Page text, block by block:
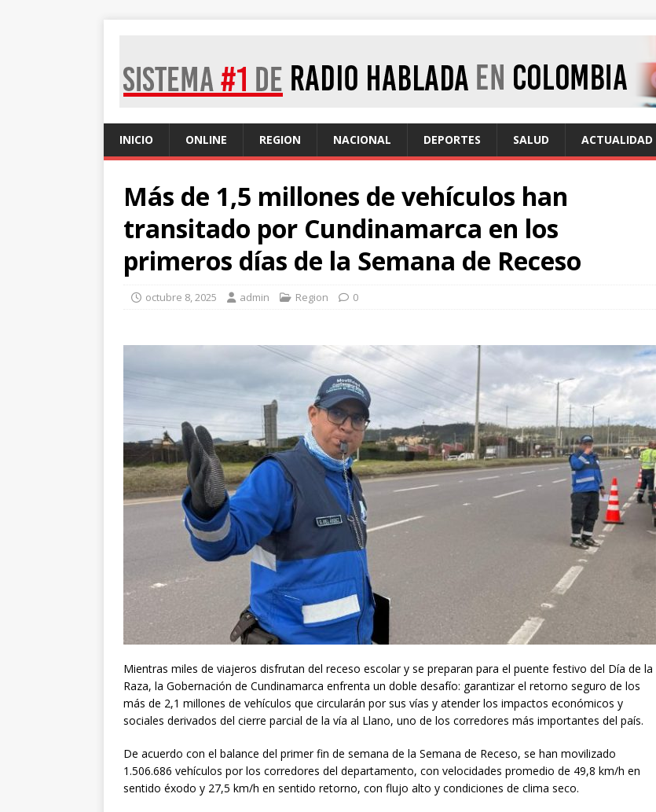
INICIO ONLINE REGION NACIONAL DEPORTES SALUD ACTUALIDAD
Más de 1,5 millones de vehículos han
transitado por Cundinamarca en los
primeros días de la Semana de Receso
octubre 8, 2025 admin Region 0
Mientras miles de viajeros disfrutan del receso escolar y se preparan para el puente festivo del Día de la
Raza, la Gobernación de Cundinamarca enfrenta un doble desafío: garantizar el retorno seguro de los
más de 2,1 millones de vehículos que circularán por sus vías y atender los impactos económicos y
sociales derivados del cierre parcial de la vía al Llano, uno de los corredores más importantes del país.
De acuerdo con el balance del primer fin de semana de la Semana de Receso, se han movilizado
1.506.686 vehículos por los corredores del departamento, con velocidades promedio de 49,8 km/h en
sentido éxodo y 27,5 km/h en sentido retorno, con flujo alto y condiciones de clima seco.